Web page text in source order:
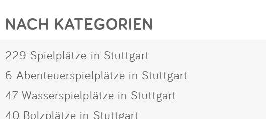
NACH KATEGORIEN
229 Spielplätze in Stuttgart
6 Abenteuerspielplätze in Stuttgart
47 Wasserspielplätze in Stuttgart
40 Bolzplätze in Stuttgart